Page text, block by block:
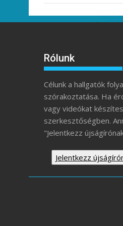
Rólunk
Célunk a hallgatók
szórakoztatása. Ha
vagy videókat
szerkesztőségben.
"Jelentkezz
Jelentkezz